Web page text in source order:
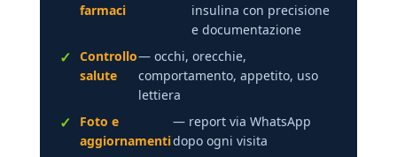
farmaci
insulina con precisione
e documentazione
Controllo
salute
— occhi, orecchie,
comportamento, appetito, uso
lettiera
Foto e
aggiornamenti
— report via WhatsApp
dopo ogni visita